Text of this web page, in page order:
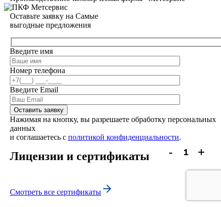
- +
- +
- +
- +
- +
- +
- +
- +
Оставьте заявку на Самые
выгодные предложения
Введите имя
Номер телефона
Введите Email
Оставить заявку
Нажимая на кнопку, вы разрешаете обработку персональных
данных
и соглашаетесь с политикой конфиденциальности.
Лицензии и сертификаты
Смотреть все сертификаты